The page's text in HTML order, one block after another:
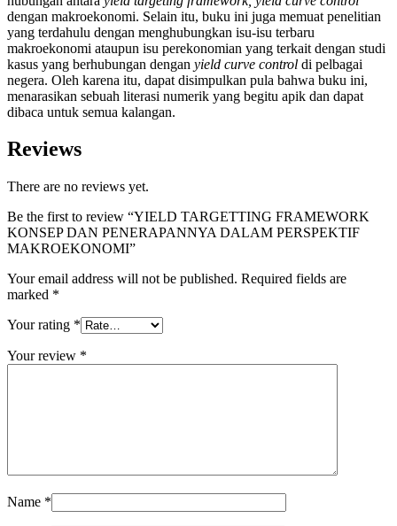
dengan makroekonomi. Selain itu, buku ini juga memuat penelitian
yang terdahulu dengan menghubungkan isu-isu terbaru
makroekonomi ataupun isu perekonomian yang terkait dengan studi
kasus yang berhubungan dengan yield curve control di pelbagai
negera. Oleh karena itu, dapat disimpulkan pula bahwa buku ini,
menarasikan sebuah literasi numerik yang begitu apik dan dapat
dibaca untuk semua kalangan.
Reviews
There are no reviews yet.
Be the first to review “YIELD TARGETTING FRAMEWORK
KONSEP DAN PENERAPANNYA DALAM PERSPEKTIF
MAKROEKONOMI”
Your email address will not be published. Required fields are
marked *
Your rating *
Your review *
Name *